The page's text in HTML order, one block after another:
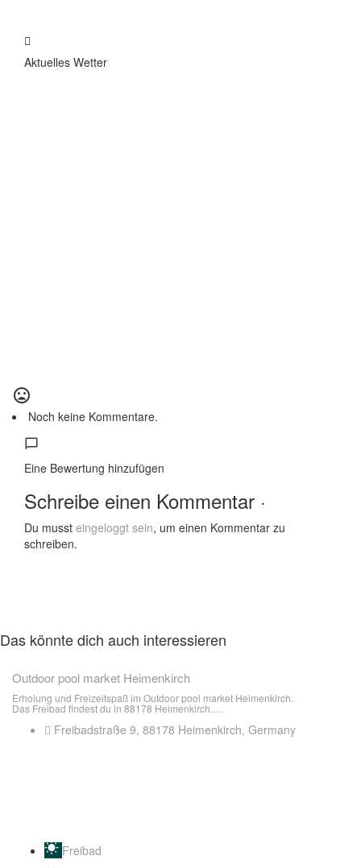
Aktuelles Wetter
Noch keine Kommentare.
Eine Bewertung hinzufügen
Schreibe einen Kommentar ·
Du musst eingeloggt sein, um einen Kommentar zu
schreiben.
Das könnte dich auch interessieren
Outdoor pool market Heimenkirch
Erholung und Freizeitspaß im Outdoor pool market Heimenkirch.
Das Freibad findest du in 88178 Heimenkirch.…
Freibadstraße 9, 88178 Heimenkirch, Germany
Freibad